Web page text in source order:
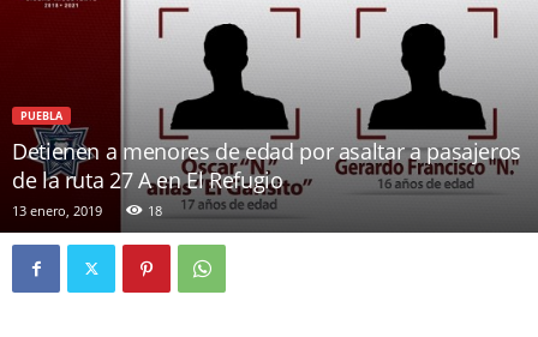
PUEBLA
Detienen a menores de edad por asaltar a pasajeros
de la ruta 27 A en El Refugio
13 enero, 2019 18